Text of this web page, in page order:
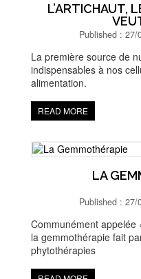
L’ARTICHAUT,
Published : 27/
La première source de
indispensables à nos
alimentation.
READ MORE
LA
Published : 27/
Communément appelée
la gemmothérapie fait
phytothérapies